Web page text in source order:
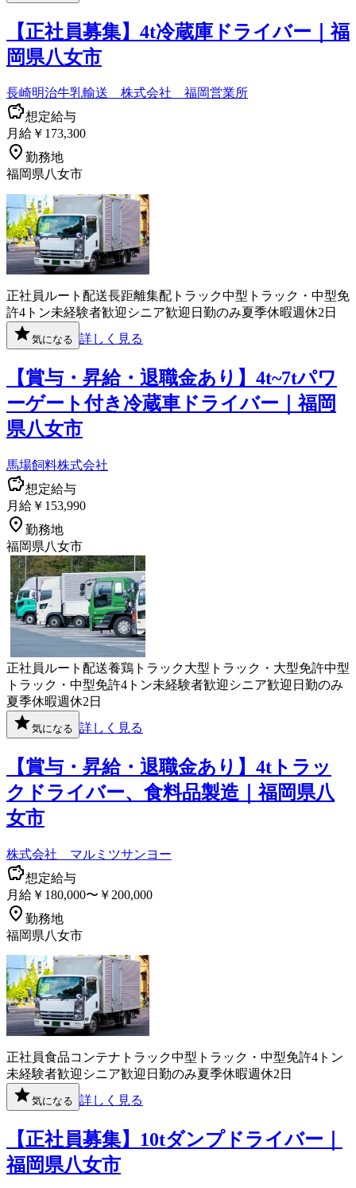
【正社員募集】4t冷蔵庫ドライバー｜福
岡県八女市
長崎明治牛乳輸送 株式会社 福岡営業所
想定給与
月給￥173,300
勤務地
福岡県八女市
正社員ルート配送長距離集配 トラック中型トラック・中型免
許4トン未経験者歓迎 シニア歓迎 日勤のみ夏季休暇週休2日
気になる 詳しく見る
【賞与・昇給・退職金あり】4t~7tパワ
ーゲート付き冷蔵車ドライバー｜福岡
県八女市
馬場飼料株式会社
想定給与
月給￥153,990
勤務地
福岡県八女市
正社員 ルート配送養鶏 トラック大型トラック・大型免許中型
トラック・中型免許4トン未経験者歓迎 シニア歓迎 日勤のみ
夏季休暇週休2日
気になる 詳しく見る
【賞与・昇給・退職金あり】4tトラッ
クドライバー、食料品製造｜福岡県八
女市
株式会社 マルミツサンヨー
想定給与
月給￥180,000〜￥200,000
勤務地
福岡県八女市
正社員食品コンテナ トラック中型トラック・中型免許4トン
未経験者歓迎 シニア歓迎 日勤のみ夏季休暇週休2日
気になる 詳しく見る
【正社員募集】10tダンプドライバー｜
福岡県八女市